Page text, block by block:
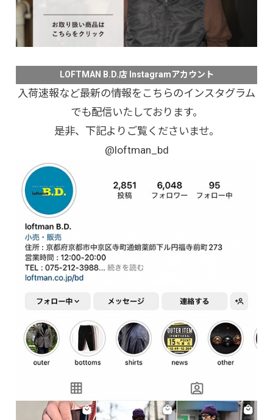
LOFTMAN B.D.店 Instagramアカウント
入荷速報など最新の情報をこちらのインスタグラム
でも配信いたしております。
是非、下記よりご覧くださいませ。
@loftman_bd